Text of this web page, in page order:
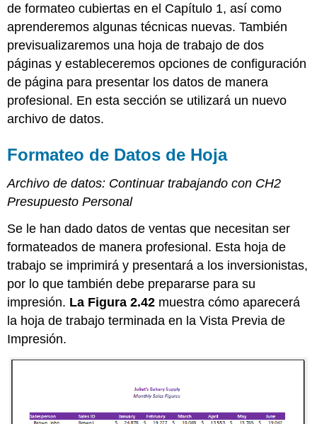
de formateo cubiertas en el Capítulo 1, así como
aprenderemos algunas técnicas nuevas. También
previsualizaremos una hoja de trabajo de dos
páginas y estableceremos opciones de configuración
de página para presentar los datos de manera
profesional. En esta sección se utilizará un nuevo
archivo de datos.
Formateo de Datos de Hoja
Archivo de datos: Continuar trabajando con CH2
Presupuesto Personal
Se le han dado datos de ventas que necesitan ser
formateados de manera profesional. Esta hoja de
trabajo se imprimirá y presentará a los inversionistas,
por lo que también debe prepararse para su
impresión. La Figura 2.42 muestra cómo aparecerá
la hoja de trabajo terminada en la Vista Previa de
Impresión.